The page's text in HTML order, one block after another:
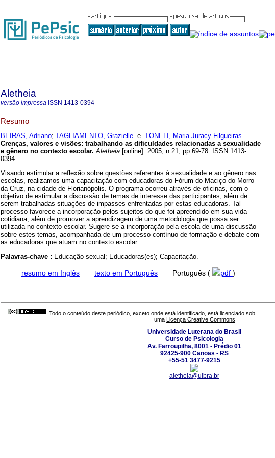
Aletheia
versão impressa ISSN 1413-0394
Resumo
BEIRAS, Adriano; TAGLIAMENTO, Grazielle e TONELI, Maria Juracy Filgueiras.
Crenças, valores e visões: trabalhando as dificuldades relacionadas a sexualidade
e gênero no contexto escolar. Aletheia [online]. 2005, n.21, pp.69-78. ISSN 1413-
0394.
Visando estimular a reflexão sobre questões referentes à sexualidade e ao gênero nas
escolas, realizamos uma capacitação com educadoras do Fórum do Maciço do Morro
da Cruz, na cidade de Florianópolis. O programa ocorreu através de oficinas, com o
objetivo de estimular a discussão de temas de interesse das participantes, além de
serem trabalhadas situações de impasses enfrentadas por estas educadoras. Tal
processo favorece a incorporação pelos sujeitos do que foi apreendido em sua vida
cotidiana, além de promover a aprendizagem de uma metodologia que possa ser
utilizada no contexto escolar. Sugere-se a incorporação pela escola de uma discussão
sobre estes temas, acompanhada de um processo contínuo de formação e debate com
as educadoras que atuam no contexto escolar.
Palavras-chave : Educação sexual; Educadoras(es); Capacitação.
· resumo em Inglês · texto em Português · Português ( pdf )
Todo o conteúdo deste periódico, exceto onde está identificado, está licenciado sob
uma Licença Creative Commons
Universidade Luterana do Brasil
Curso de Psicologia
Av. Farroupilha, 8001 - Prédio 01
92425-900 Canoas - RS
+55-51 3477-9215
aletheia@ulbra.br